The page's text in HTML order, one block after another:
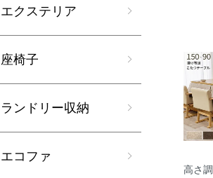
高さ
エクステリア
座椅子
ランドリー収納
エコファ